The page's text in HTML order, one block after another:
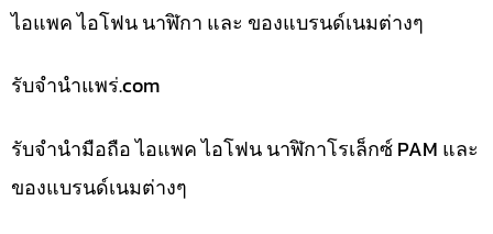
ไอแพค ไอโฟน นาฬิกา และ ของแบรนด์เนมต่างๆ
รับจํานําแพร่.com
รับจำนำมือถือ ไอแพค ไอโฟน นาฬิกาโรเล็กซ์ PAM และ
ของแบรนด์เนมต่างๆ